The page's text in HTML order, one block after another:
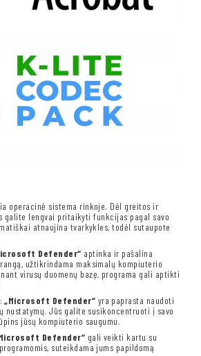
operacinė sistema rinkoje. Dėl greitos ir
galite lengvai pritaikyti funkcijas pagal savo
atnaujina tvarkykles, todėl sutaupote
Defender“ aptinka ir pašalina
užtikrindama maksimalų kompiuterio
virusų duomenų bazę, programa gali aptikti
„Microsoft Defender“ yra paprasta naudoti
nustatymų. Jūs galite susikoncentruoti į savo
jūsų kompiuterio saugumu.
Defender“ gali veikti kartu su
suteikdama jums papildomą